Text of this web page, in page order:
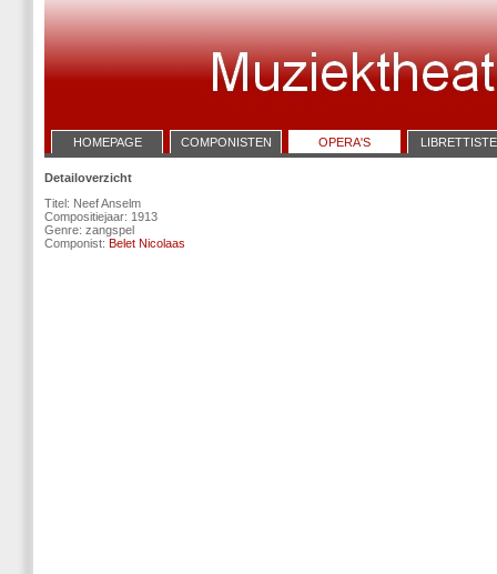
HOMEPAGE COMPONISTEN OPERA'S
Detailoverzicht
Titel: Neef Anselm
Compositiejaar: 1913
Genre: zangspel
Componist: Belet Nicolaas